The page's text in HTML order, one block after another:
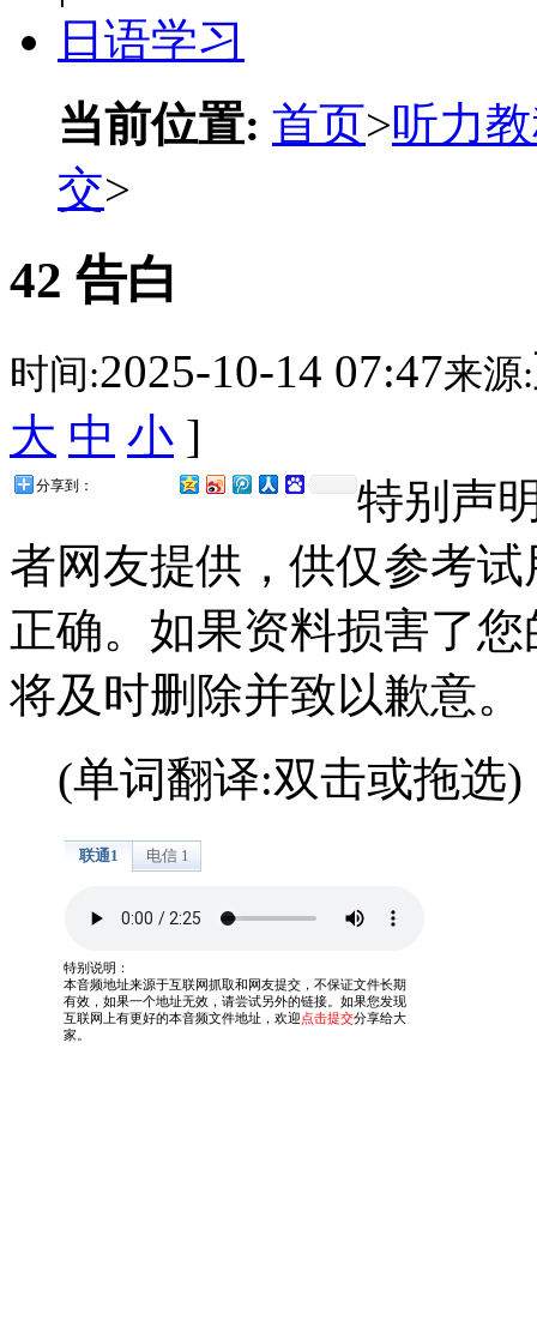
日语学习
当前位置: 首页>听力
交>
42 告白
时间:2025-10-14 07:47来源:
大 中 小 ]
分享到：
特别声
者网友提供，供仅参考
正确。如果资料损害了
将及时删除并致以歉意。
(单词翻译:双击或拖选)